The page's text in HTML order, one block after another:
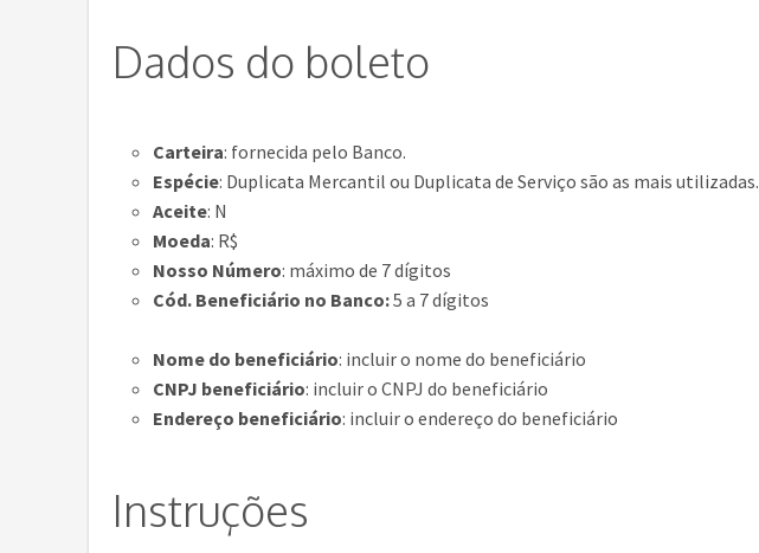
Dados do boleto
Carteira: fornecida pelo Banco.
Espécie: Duplicata Mercantil ou Duplicata de Serviço são as mais utilizadas.
Aceite: N
Moeda: R$
Nosso Número: máximo de 7 dígitos
Cód. Beneficiário no Banco:5 a 7 dígitos
Nome do beneficiário: incluir o nome do beneficiário
CNPJ beneficiário: incluir o CNPJ do beneficiário
Endereço beneficiário: incluir o endereço do beneficiário
Instruções